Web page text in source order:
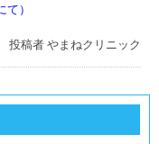
）
投稿者 やまねクリニック